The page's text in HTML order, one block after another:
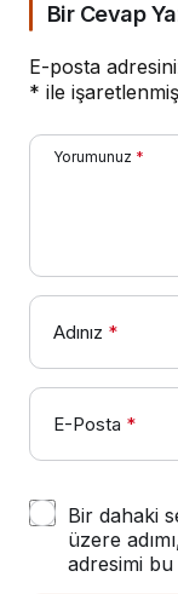
Bir Cevap
E-posta
* ile
Yorumunuz *
Adınız *
E-Posta *
Bir dahaki
üzere
adresimi bu